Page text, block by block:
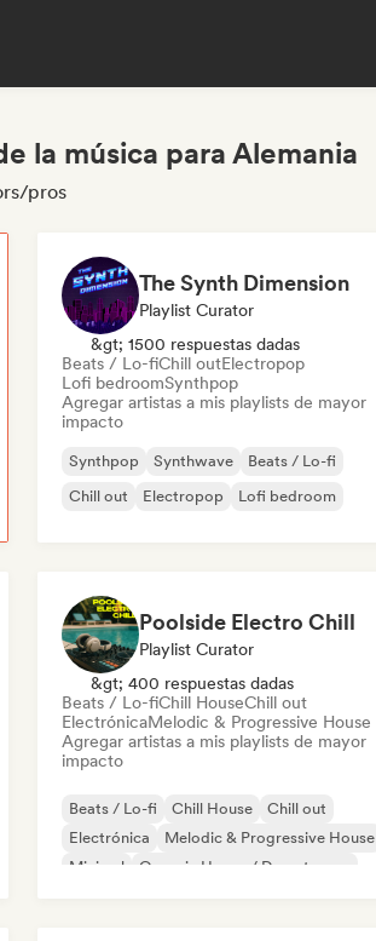
la música para Alemania
pros
The Synth Dimension
Playlist Curator
&gt; 1500 respuestas dadas
Beats / Lo-fiChill outElectropop
Lofi bedroomSynthpop
Agregar artistas a mis playlists de mayor
impacto
Synthpop Synthwave
Beats / Lo-fi
Chill out
Electropop Lofi bedroom
Poolside Electro Chill
Playlist Curator
&gt; 400 respuestas dadas
Beats / Lo-fiChill HouseChill out
ElectrónicaMelodic & Progressive House
Agregar artistas a mis playlists de mayor
impacto
Beats / Lo-fi Chill House
Chill out
Electrónica
Melodic & Progressive House
Minimal
Organic House / Downtempo